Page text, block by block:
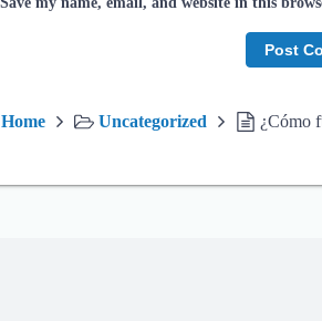
Save my name, email, and website in this
Home Uncategorized ¿Cómo